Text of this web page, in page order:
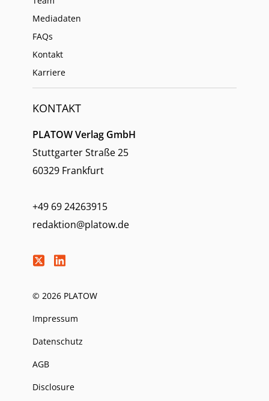
Mediadaten
FAQs
Kontakt
Karriere
KONTAKT
PLATOW Verlag GmbH
Stuttgarter Straße 25
60329 Frankfurt
+49 69 24263915
redaktion@platow.de
© 2026 PLATOW
Impressum
Datenschutz
AGB
Disclosure